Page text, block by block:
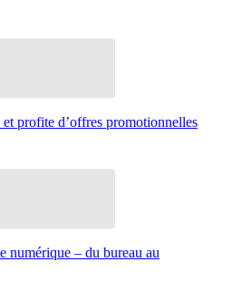
profite d’offres promotionnelles
numérique – du bureau au